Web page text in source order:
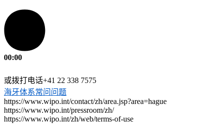
00:00
或拨打电话+41 22 338 7575
海牙体系常问问题
https://www.wipo.int/contact/zh/area.jsp?area=hague
https://www.wipo.int/pressroom/zh/
https://www.wipo.int/zh/web/terms-of-use